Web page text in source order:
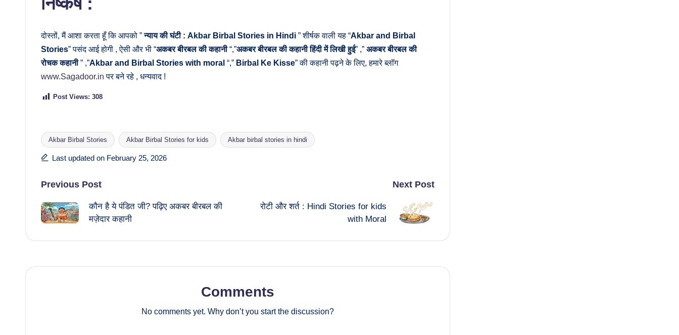
दोस्तों, मैं आशा करता हूँ कि आपको ”न्याय की घंटी : Akbar Birbal Stories in Hindi ” शीर्षक वाली यह “Akbar and Birbal
Stories” पसंद आई होगी , ऐसी और भी “अकबर बीरबल की कहानी“,”अकबर बीरबल की कहानी हिंदी में लिखी हुई” ,” अकबर बीरबल की
रोचक कहानी” ,”Akbar and Birbal Stories with moral “,” Birbal Ke Kisse” की कहानी पढ़ने के लिए, हमारे ब्लॉग
www.Sagadoor.in पर बने रहे , धन्यवाद !
Post Views: 308
Tags:
Akbar Birbal Stories Akbar Birbal Stories for kids Akbar birbal stories in hindi
Last updated on February 25, 2026
Post
navigation
Previous Post
कौन है ये पंडित जी? पढ़िए अकबर बीरबल की
मज़ेदार कहानी
Next Post
रोटी और शर्त : Hindi Stories for kids
with Moral
Comments
No comments yet. Why don’t you start the discussion?